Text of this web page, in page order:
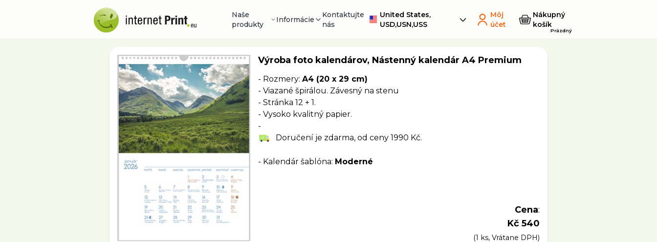
Naše
produkty
Informácie
Kontaktujte
nás
United States,
USD,USN,USS
Môj
účet
Nákupný
košík
Prázdný
Výroba foto kalendárov, Nástenný kalendár A4 Premium
- Rozmery: A4 (20 x 29 cm)
- Viazané špirálou. Závesný na stenu
- Stránka 12 + 1.
- Vysoko kvalitný papier.
-
Doručení je zdarma, od ceny 1990 Kč.
- Kalendár šablóna: Moderné
Cena:
Kč 540
(1 ks, Vrátane DPH)